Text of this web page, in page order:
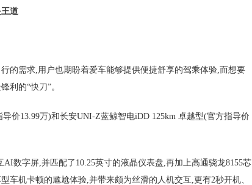
道
的需求,用户也期盼着爱车能够提供便捷舒享的驾乘体验,而想要
利的“快刀”。
价13.99万)和长安UNI-Z蓝鲸智电iDD 125km 卓越型(官方指导价
AI数字屏,并匹配了10.25英寸的液晶仪表盘,再加上高通骁龙8155芯
车机卡顿的尴尬体验,并带来颇为丝滑的人机交互,更有2秒开机、